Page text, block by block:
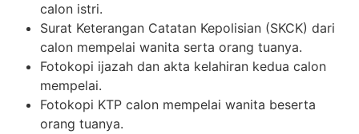
calon istri.
Surat Keterangan Catatan Kepolisian (SKCK) dari
calon mempelai wanita serta orang tuanya.
Fotokopi ijazah dan akta kelahiran kedua calon
mempelai.
Fotokopi KTP calon mempelai wanita beserta
orang tuanya.